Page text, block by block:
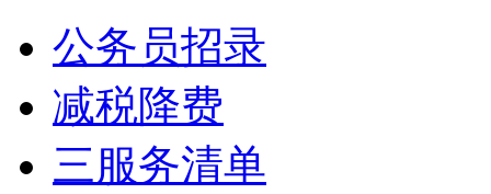
公务员招录
减税降费
三服务清单